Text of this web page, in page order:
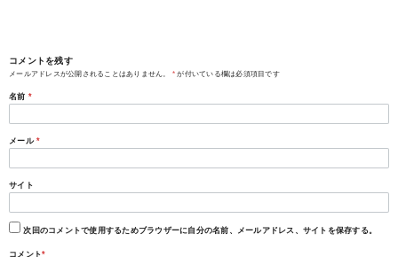
コメントを残す
メールアドレスが公開されることはありません。 * が付いている欄は必須項目です
名前 *
メール *
サイト
次回のコメントで使用するためブラウザーに自分の名前、メールアドレス、サイトを保存する。
コメント*